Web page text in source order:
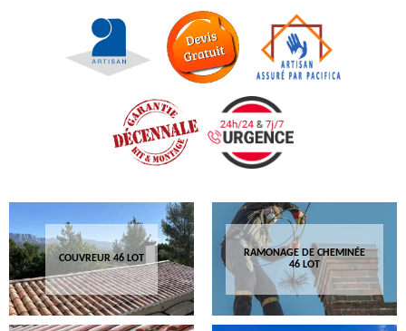
COUVREUR 46 LOT
RAMONAGE DE CHEMINÉE
46 LOT